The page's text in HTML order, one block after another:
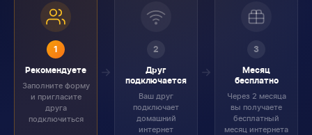
1
Рекомендуете
Заполните форму
и пригласите
друга
подключиться
2
Друг
подключается
Ваш друг
подключает
домашний
интернет
3
Месяц
бесплатно
Через 2 месяца
вы получаете
бесплатный
месяц интернета